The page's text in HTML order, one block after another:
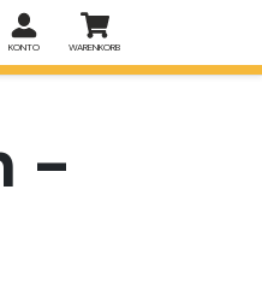
KONTO WARENKORB
-